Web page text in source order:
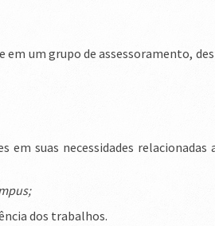
em um grupo de assessoramento,
em suas necessidades
dos trabalhos.